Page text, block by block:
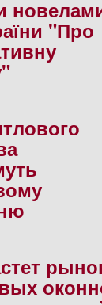
"Про